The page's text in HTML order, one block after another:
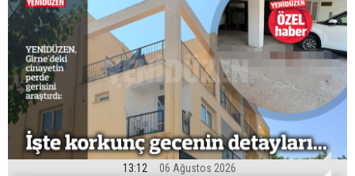
13:12 06 Ağustos 2026